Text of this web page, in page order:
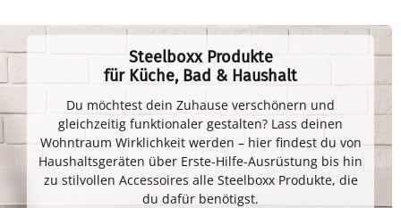
Steelboxx Produkte
für Küche, Bad & Haushalt
Du möchtest dein Zuhause verschönern und
gleichzeitig funktionaler gestalten? Lass deinen
Wohntraum Wirklichkeit werden – hier findest du von
Haushaltsgeräten über Erste-Hilfe-Ausrüstung bis hin
zu stilvollen Accessoires alle Steelboxx Produkte, die
du dafür benötigst.